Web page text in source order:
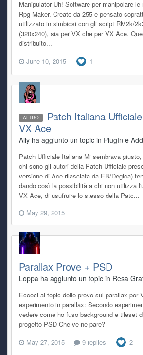
Manipulator Uh! Software per manipolare
Rpg Maker. Creato da 255 e pensato
utilizzato in simbiosi con gli script RM2k/
(320x240), sia per VX che per VX Ace.
distribuito...
June 10, 2015
1
ALTRO
Patch Italiana
VX Ace
Ally ha aggiunto un topic in PlugIn e
Patch Ufficiale Italiana Mi sembrava
chi sono gli autori della Patch Ufficiale
versione di Ace rilasciata da EB/Degica)
dando così la possibilità a chi non utilizza
VX Ace, di usufruire lo stesso della Patc...
May 29, 2015
Parallax Prove + PSD
Loppa ha aggiunto un topic in Resa
Eccoci al topic delle prove sul parallax per
esperimento in parallax: Secondo
vedere come ho fuso background e tileset
progetto PSD Che ve ne pare?
May 27, 2015
9 replies 2